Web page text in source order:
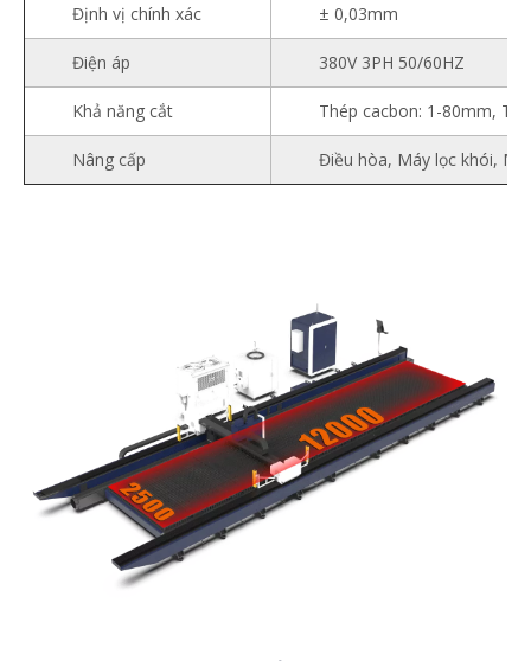
Định vị chính xác ± 0,03mm
Điện áp 380V 3PH 50/60HZ
Khả năng cắt Thép cacbon: 1-80mm,
Nâng cấp Điều hòa, Máy lọc khói,